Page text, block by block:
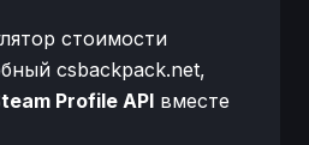
стоимости
csbackpack.net,
Profile API вместе